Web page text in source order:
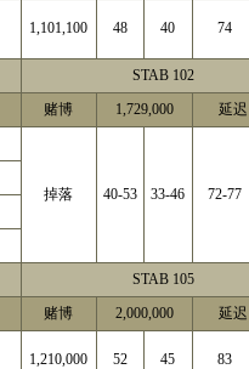
1,101,100 48 40 74
STAB 102
赌博 1,729,000
延
掉落 40-53 33-46 72-77
STAB 105
赌博 2,000,000
延
1,210,000 52 45 83